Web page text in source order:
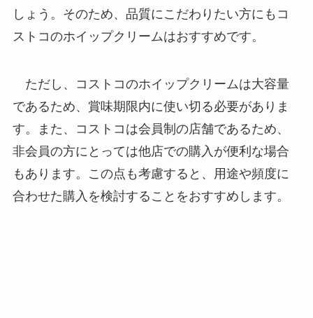
しょう。そのため、品質にこだわりたい方にもコ
ストコのホイップクリームはおすすめです。
ただし、コストコのホイップクリームは大容量
であるため、賞味期限内に使い切る必要がありま
す。また、コストコは会員制の店舗であるため、
非会員の方にとっては他店での購入が便利な場合
もあります。この点も考慮すると、用途や頻度に
合わせた購入を検討することをおすすめします。